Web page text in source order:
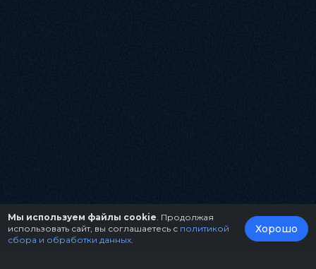
Мы используем файлы cookie . Продолжая
использовать сайт, вы соглашаетесь с политикой
сбора и обработки данных
Хорошо